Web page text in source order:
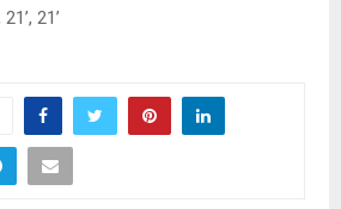
21’, 21’